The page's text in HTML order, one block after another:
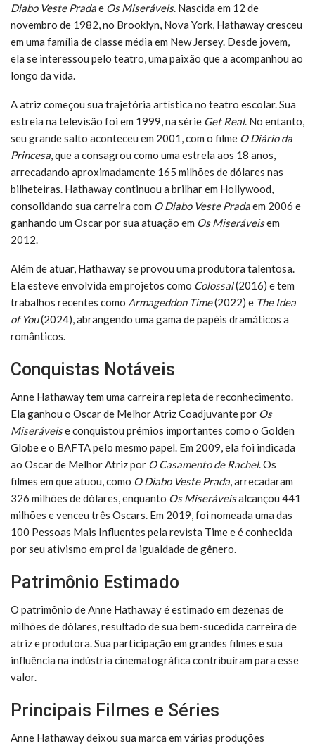
Diabo Veste Pradae Os Miseráveis. Nascida em 12 de
novembro de 1982, no Brooklyn, Nova York, Hathaway cresceu
em uma família de classe média em New Jersey. Desde jovem,
ela se interessou pelo teatro, uma paixão que a acompanhou ao
longo da vida.
A atriz começou sua trajetória artística no teatro escolar. Sua
estreia na televisão foi em 1999, na série Get Real. No entanto,
seu grande salto aconteceu em 2001, com o filme O Diário da
Princesa, que a consagrou como uma estrela aos 18 anos,
arrecadando aproximadamente 165 milhões de dólares nas
bilheteiras. Hathaway continuou a brilhar em Hollywood,
consolidando sua carreira com O Diabo Veste Pradaem 2006 e
ganhando um Oscar por sua atuação em Os Miseráveisem
2012.
Além de atuar, Hathaway se provou uma produtora talentosa.
Ela esteve envolvida em projetos como Colossal(2016) e tem
trabalhos recentes como Armageddon Time(2022) e The Idea
of You(2024), abrangendo uma gama de papéis dramáticos a
românticos.
Conquistas Notáveis
Anne Hathaway tem uma carreira repleta de reconhecimento.
Ela ganhou o Oscar de Melhor Atriz Coadjuvante por Os
Miseráveise conquistou prêmios importantes como o Golden
Globe e o BAFTA pelo mesmo papel. Em 2009, ela foi indicada
ao Oscar de Melhor Atriz por O Casamento de Rachel. Os
filmes em que atuou, como O Diabo Veste Prada, arrecadaram
326 milhões de dólares, enquanto Os Miseráveisalcançou 441
milhões e venceu três Oscars. Em 2019, foi nomeada uma das
100 Pessoas Mais Influentes pela revista Time e é conhecida
por seu ativismo em prol da igualdade de gênero.
Patrimônio Estimado
O patrimônio de Anne Hathaway é estimado em dezenas de
milhões de dólares, resultado de sua bem-sucedida carreira de
atriz e produtora. Sua participação em grandes filmes e sua
influência na indústria cinematográfica contribuíram para esse
valor.
Principais Filmes e Séries
Anne Hathaway deixou sua marca em várias produções